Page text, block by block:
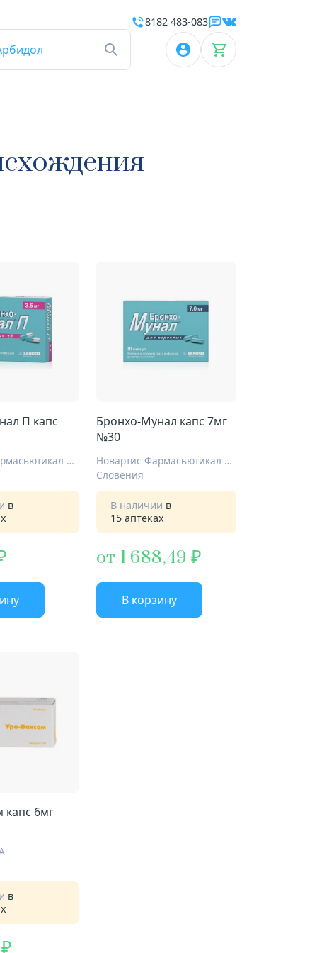
8182 483-083
П капс
Новартис Фармасьютикал Мэньюфекчуринг
в
Бронхо-Мунал капс 7мг
№30
Новартис Фармасьютикал Мэньюфекчуринг
Словения
В наличии в
15 аптеках
от 1 688,49
В корзину
капс 6мг
в